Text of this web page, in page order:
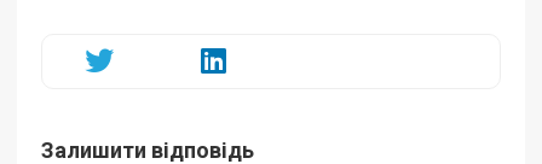
Залишити відповідь